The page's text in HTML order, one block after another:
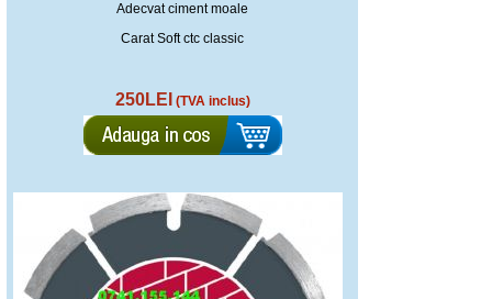
Adecvat ciment moale
Carat Soft ctc classic
250LEI (TVA inclus)